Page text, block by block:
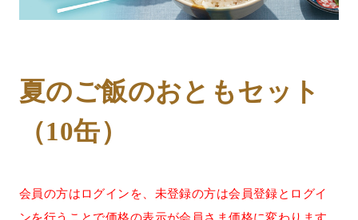
夏のご飯のおともセット
（10缶）
会員の方はログインを、未登録の方は会員登録とログイ
ンを行うことで価格の表示が会員さま価格に変わります